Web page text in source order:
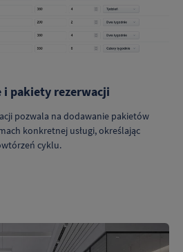
i pakiety rezerwacji
pozwala na dodawanie pakietów
konkretnej usługi, określając
cyklu.